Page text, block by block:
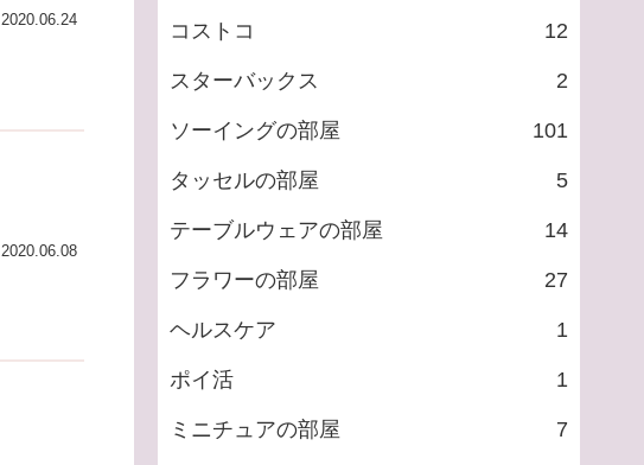
2020.06.24
2020.06.08
コストコ 12
スターバックス 2
ソーイングの部屋 101
タッセルの部屋 5
テーブルウェアの部屋 14
フラワーの部屋 27
ヘルスケア 1
ポイ活 1
ミニチュアの部屋 7